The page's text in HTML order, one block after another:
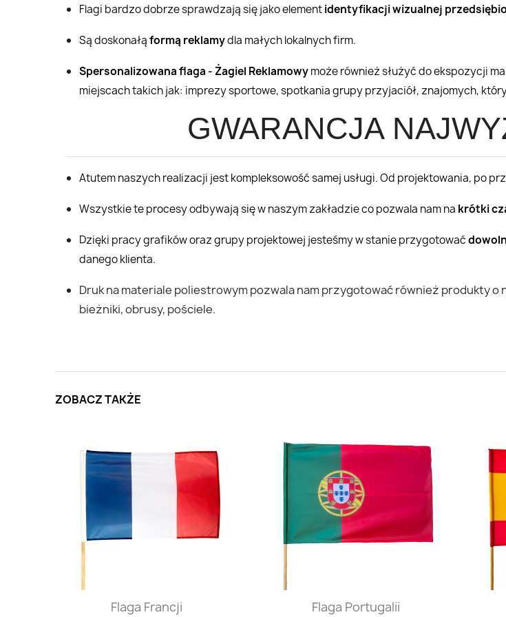
Flagi bardzo dobrze sprawdzają się jako elementidentyfikacji wizualnej
Są doskonałąformą reklamydla małych lokalnych firm.
Spersonalizowana flaga - Żagiel Reklamowymoże również służyć do ekspozycji
miejscach takich jak: imprezy sportowe, spotkania grupy przyjaciół, znajomych,
GWARANCJA
Atutem naszych realizacji jest kompleksowość samej usługi. Od projektowania, po
Wszystkie te procesy odbywają się w naszym zakładzie co pozwala nam na krótki
Dzięki pracy grafików oraz grupy projektowej jesteśmy w stanie przygotować
danego klienta.
Druk na materiale poliestrowym pozwala nam przygotować również produkty o
bieżniki, obrusy, pościele.
ZOBACZ TAKŻE
Szybki podgląd
Flaga Francji Szybki podgląd
Flaga Portugalii